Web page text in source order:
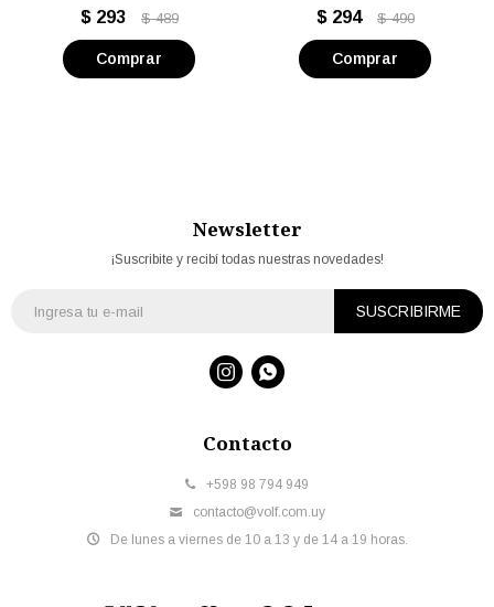
$ 293 $ 489 $ 294 $ 490
Contacto
+598 98 794 949
contacto@volf.com.uy
De lunes a viernes de 10 a 13 y de 14 a 19 horas.
Newsletter
¡Suscribite y recibí todas nuestras novedades!
SUSCRIBIRME
 